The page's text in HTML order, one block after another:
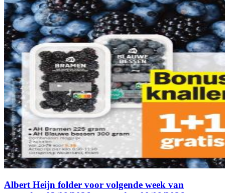
Albert Heijn folder voor volgende week van